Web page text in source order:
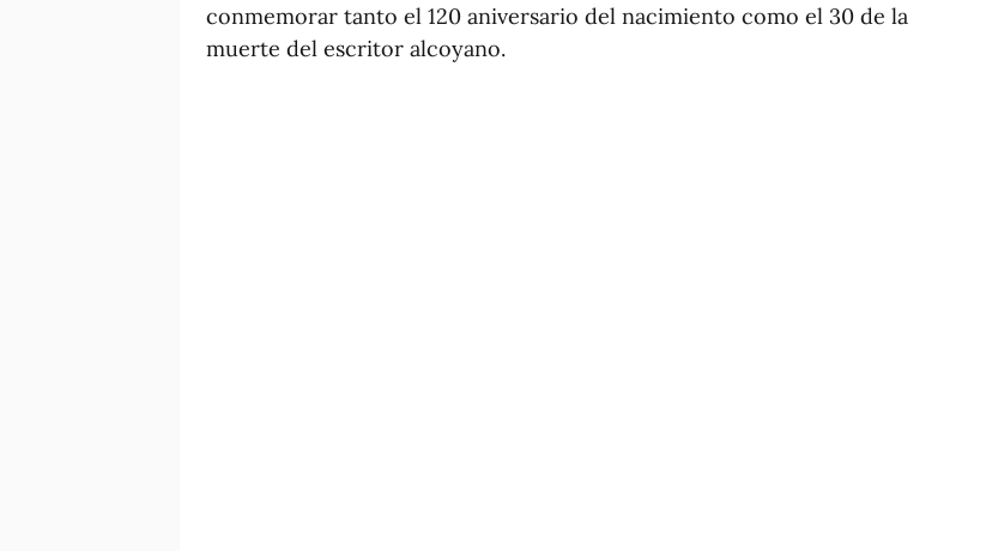
conmemorar tanto el 120 aniversario del nacimiento como el 30 de la
muerte del escritor alcoyano.